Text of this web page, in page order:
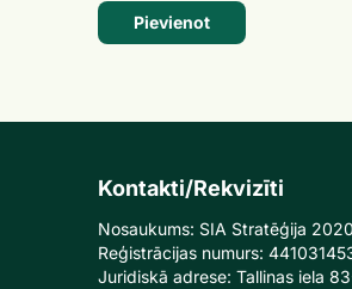
Pievienot
Kontakti/Rekvizīti
Nosaukums: SIA Stratēģija 2020
Reģistrācijas numurs:
Juridiskā adrese: Tallinas iela